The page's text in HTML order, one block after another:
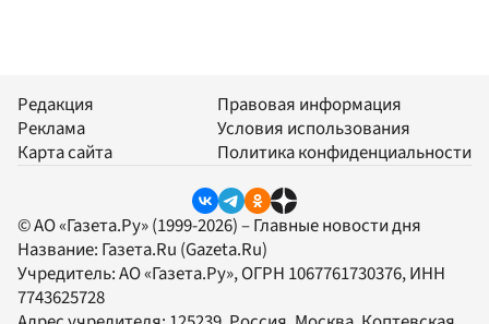
Редакция
Реклама
Карта сайта
Правовая информация
Условия использования
Политика конфиденциальности
© АО «Газета.Ру» (1999-2026) – Главные новости дня
Название: Газета.Ru (Gazeta.Ru)
Учредитель:АО «Газета.Ру», ОГРН 1067761730376, ИНН
7743625728